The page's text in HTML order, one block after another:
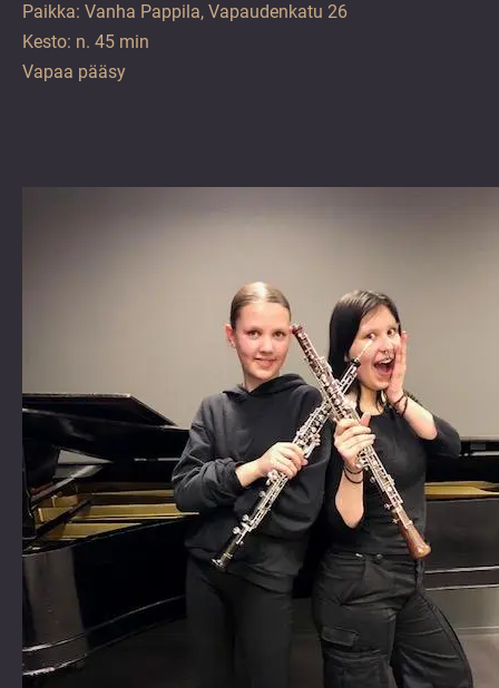
Paikka: Vanha Pappila, Vapaudenkatu 26
Kesto: n. 45 min
Vapaa pääsy